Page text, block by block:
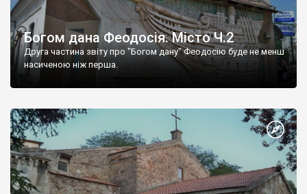
Богом дана Феодосія. Місто Ч.2
Друга частина звіту про "Богом дану" Феодосію буде не менш
насиченою ніж перша.